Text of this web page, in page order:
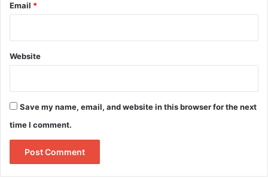
Email *
Website
Save my name, email, and website in this browser for the next
time I comment.